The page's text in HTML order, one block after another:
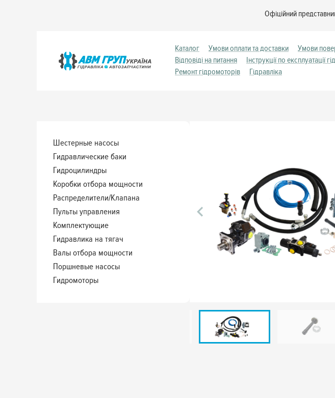
Офіційний
Каталог Умови оплати та доставки Умови
Відповіді на питання
Інструкції по експлуатації
Ремонт гідромоторів
Гідравліка
Шестерные насосы
Гидравлические баки
Гидроцилиндры
Коробки отбора мощности
Распределители/Клапана
Пульты управления
Комплектующие
Гидравлика на тягач
Валы отбора мощности
Поршневые насосы
Гидромоторы